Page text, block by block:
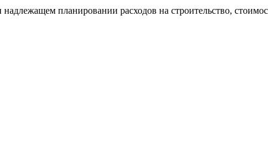
планировании расходов на строительство,